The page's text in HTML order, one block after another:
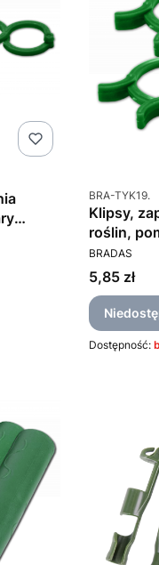
Kod produktu
BRA-TYK19.
Klipsy,
roślin,
45szt/opak
PRODUCENT
BRADAS
Cena
5,85 zł
Dostępność: